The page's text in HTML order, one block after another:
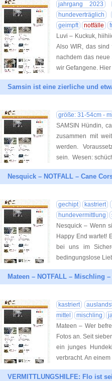
jahrgang 2023
hundeverträglich
geimpft
notfälle
Luvi – Kuckuk,
Also WIR, das
nachdem das
wir Gefangene.
Samsin ist eine zierliche und
größe: 31-54cm -
SAMSIN Hündin,
zusammen mit
werden.
sein. Wesen:
Nesquick – NOTFALL – Cane
gechipt kastriert
hundevermittlung
Nesquick – Wenn
Happy End wartet!
bei uns im
bedingungslose
Mateen – NOTFALL – Mischling
kastriert
mittel
mischling
Mateen – Wer
Fotos an. Seit
ein junges
verbracht. An
VERMITTLUNGSHILFE: Flo ist